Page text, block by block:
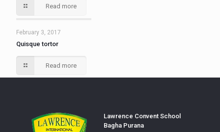
Read more
February 3, 2017
Quisque tortor
Read more
Lawrence Convent School
Bagha Purana